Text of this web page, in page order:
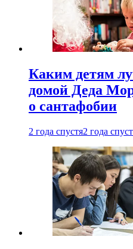
Каким детям
домой Деда
о сантафобии
2 года спустя2 года